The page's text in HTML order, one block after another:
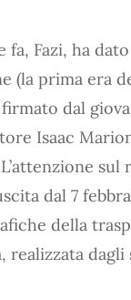
fa, Fazi, ha
(la prima era
dal
Isaac
L’attenzione
dal 7
della
realizzata